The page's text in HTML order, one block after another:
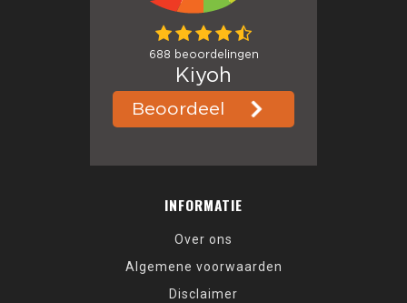
INFORMATIE
Over ons
Algemene voorwaarden
Disclaimer